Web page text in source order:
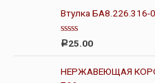
Втулка БА8.226.316-
О
н
к
Р25.00
НЕРЖАВЕЮЩАЯ